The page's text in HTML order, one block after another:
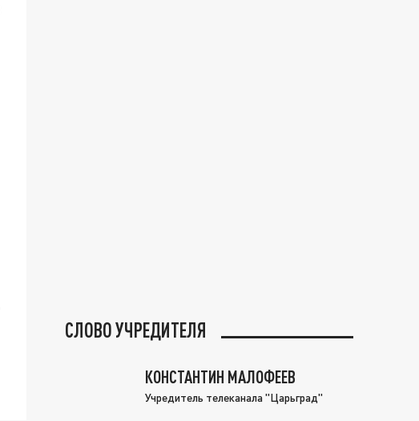
СЛОВО УЧРЕДИТЕЛЯ
КОНСТАНТИН МАЛОФЕЕВ
Учредитель телеканала "Царьград"